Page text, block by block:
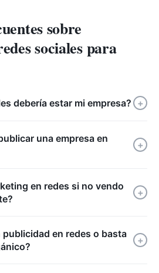
sobre
sociales para
debería estar mi empresa? +
una empresa en
+
en redes si no vendo
+
en redes o basta
+